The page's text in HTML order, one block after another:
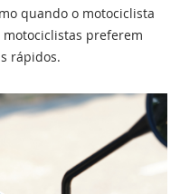
quando o motociclista
preferem
rápidos.